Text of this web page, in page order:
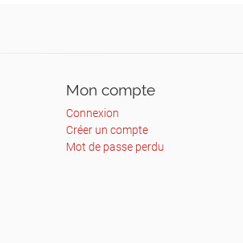
Mon compte
Connexion
Créer un compte
Mot de passe perdu